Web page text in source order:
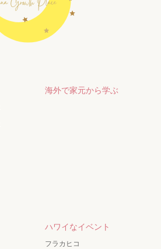
海外で家元から学ぶ
ハワイなイベント
フラカヒコ